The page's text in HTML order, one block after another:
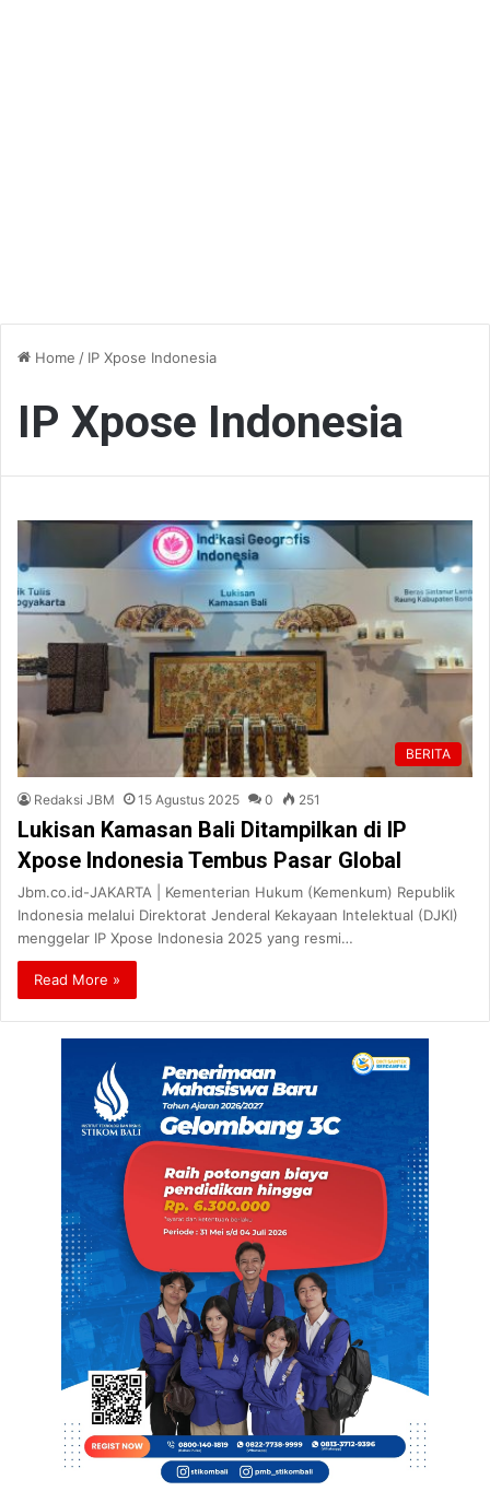
Home / IP Xpose Indonesia
IP Xpose Indonesia
BERITA
Redaksi JBM 15 Agustus 2025 0 251
Lukisan Kamasan Bali Ditampilkan di IP
Xpose Indonesia Tembus Pasar Global
Jbm.co.id-JAKARTA | Kementerian Hukum (Kemenkum) Republik
Indonesia melalui Direktorat Jenderal Kekayaan Intelektual (DJKI)
menggelar IP Xpose Indonesia 2025 yang resmi…
Read More »